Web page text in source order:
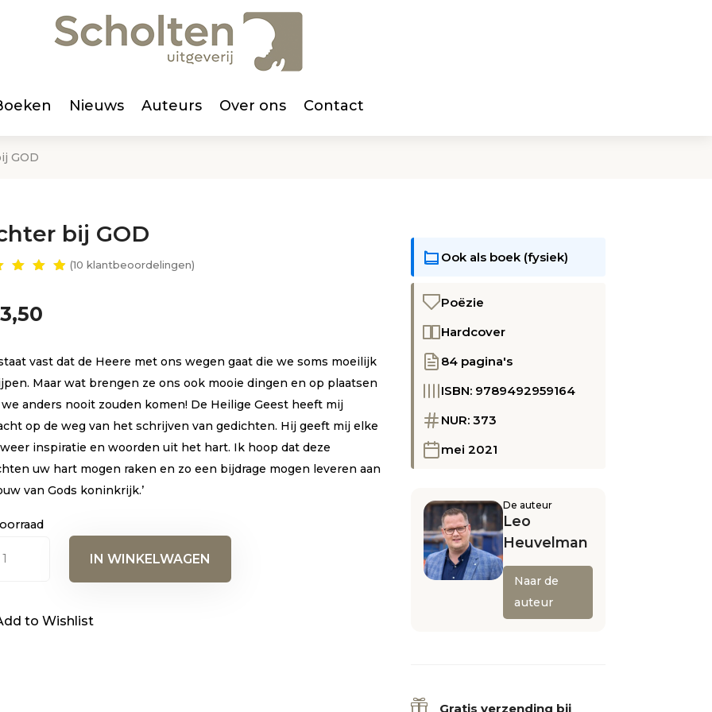
Nieuws Auteurs Over ons Contact
GOD
bij GOD
5
(10 klantbeoordelingen)
vast dat de Heere met ons wegen gaat die we soms moeilijk
Maar wat brengen ze ons ook mooie dingen en op plaatsen
anders nooit zouden komen! De Heilige Geest heeft mij
op de weg van het schrijven van gedichten. Hij geeft mij elke
inspiratie en woorden uit het hart. Ik hoop dat deze
uw hart mogen raken en zo een bijdrage mogen leveren aan
van Gods koninkrijk.’
IN WINKELWAGEN
to Wishlist
Ook als boek (fysiek)
Poëzie
Hardcover
84 pagina's
ISBN: 9789492959164
NUR: 373
mei 2021
De auteur
Leo
Heuvelman
Naar de
auteur

Gratis verzending bij